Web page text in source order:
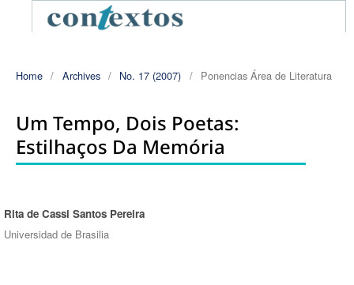
Home / Archives / No. 17 (2007) / Ponencias Área de Literatura
Um Tempo, Dois Poetas:
Estilhaços Da Memória
Authors
Rita de Cassi Santos Pereira
Universidad de Brasilia